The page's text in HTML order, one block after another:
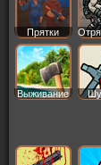
Прятки
Выживание